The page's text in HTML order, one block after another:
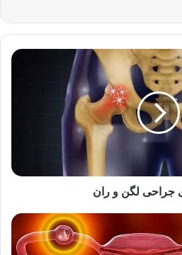
جراحی لگن و ران